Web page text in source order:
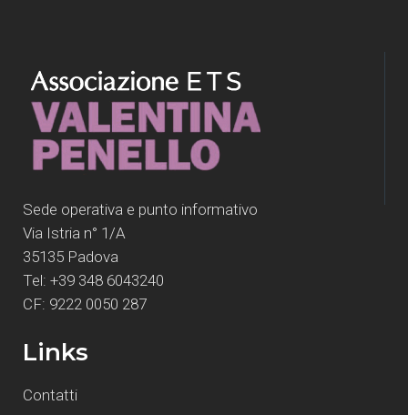
Sede operativa e punto informativo
Via Istria n° 1/A
35135 Padova
Tel: +39 348 6043240
CF: 9222 0050 287
Links
Contatti